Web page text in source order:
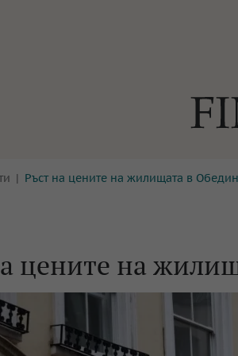
ИМОТИ
Ръст на цените на жилищата в
цените на